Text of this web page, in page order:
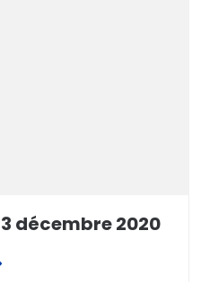
décembre 2020